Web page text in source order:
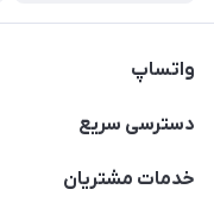
واتساپ
09933276933 واتس اپ و اینستاگرام - فقط
دسترسی سریع
حساب کاربری
خدمات مشتریان